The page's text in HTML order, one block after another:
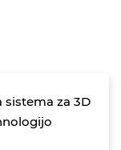
sistema za 3D